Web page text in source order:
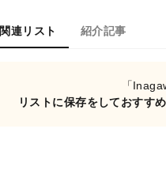
関連リスト 紹介記事
「
リストに保存をしておすす